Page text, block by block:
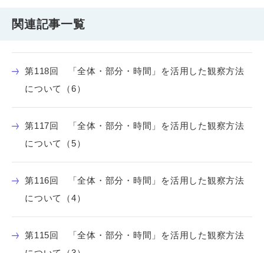
関連記事一覧
第118回 「全体・部分・時間」を活用した観察方法
について（6）
第117回 「全体・部分・時間」を活用した観察方法
について（5）
第116回 「全体・部分・時間」を活用した観察方法
について（4）
第115回 「全体・部分・時間」を活用した観察方法